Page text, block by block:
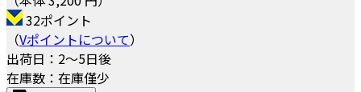
32ポイント
（Vポイントについて）
出荷日：2～5日後
在庫数：在庫僅少